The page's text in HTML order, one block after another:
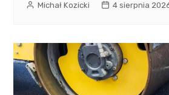
Michał Kozicki 4 sierpnia